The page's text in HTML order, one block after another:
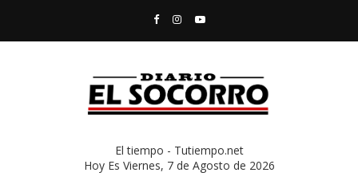
El tiempo - Tutiempo.net
Hoy Es Viernes, 7 de Agosto de 2026